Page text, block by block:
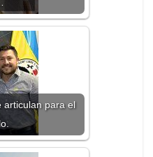
articulan para el